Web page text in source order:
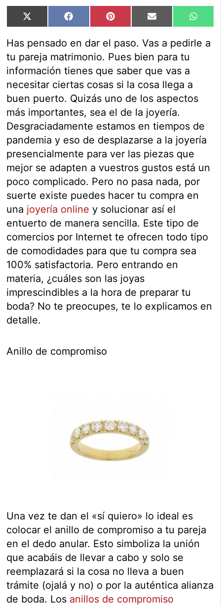
Compartir
en
X
(Twitter)
Compartir
en
Facebook Compartir
en
Pinterest Compartir
en
Email
en
Has pensado en dar el paso. Vas a pedirle a
tu pareja matrimonio. Pues bien para tu
información tienes que saber que vas a
necesitar ciertas cosas si la cosa llega a
buen puerto. Quizás uno de los aspectos
más importantes, sea el de la joyería.
Desgraciadamente estamos en tiempos de
pandemia y eso de desplazarse a la joyería
presencialmente para ver las piezas que
mejor se adapten a vuestros gustos está un
poco complicado. Pero no pasa nada, por
suerte existe puedes hacer tu compra en
una joyería online y solucionar así el
entuerto de manera sencilla. Este tipo de
comercios por Internet te ofrecen todo tipo
de comodidades para que tu compra sea
100% satisfactoria. Pero entrando en
materia, ¿cuáles son las joyas
imprescindibles a la hora de preparar tu
boda? No te preocupes, te lo explicamos en
detalle.
Anillo de compromiso
Una vez te dan el «sí quiero» lo ideal es
colocar el anillo de compromiso a tu pareja
en el dedo anular. Esto simboliza la unión
que acabáis de llevar a cabo y solo se
reemplazará si la cosa no lleva a buen
trámite (ojalá y no) o por la auténtica alianza
de boda. Los anillos de compromiso